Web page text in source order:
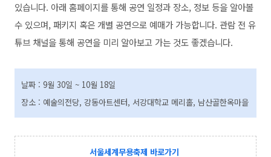
있습니다. 아래 홈페이지를 통해 공연 일정과 장소, 정보 등을 알아볼
수 있으며, 패키지 혹은 개별 공연으로 예매가 가능합니다. 관람 전 유
튜브 채널을 통해 공연을 미리 알아보고 가는 것도 좋겠습니다.
날짜 : 9월 30일 ~ 10월 18일
장소 : 예술의전당, 강동아트센터, 서강대학교 메리홀, 남산골한옥마을
서울세계무용축제 바로가기